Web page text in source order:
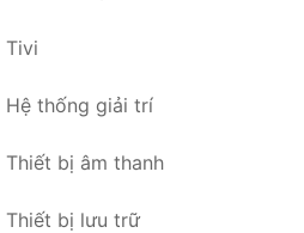
Tivi
Hệ thống giải trí
Thiết bị âm thanh
Thiết bị lưu trữ